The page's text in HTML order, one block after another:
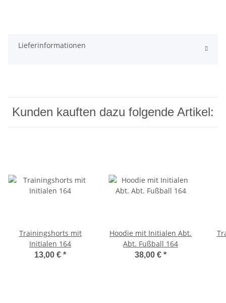
Lieferinformationen
Kunden kauften dazu folgende Artikel:
Trainingshorts mit
Initialen 164
13,00 € *
Hoodie mit Initialen Abt.
Abt. Fußball 164
38,00 € *